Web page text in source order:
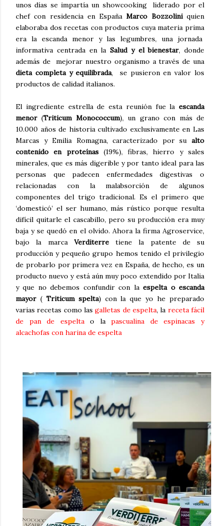
unos días se impartía un showcooking liderado por el
chef con residencia en EspañaMarco Bozzoliniquien
elaboraba dos recetas con productos cuya materia prima
era la escanda menor y las legumbres, una jornada
informativa centrada en la Salud y el bienestar, donde
además de mejorar nuestro organismo a través de una
dieta completa y equilibrada, se pusieron en valor los
productos de calidad italianos.
El ingrediente estrella de esta reunión fue la escanda
menor (Triticum Monococcum), un grano con más de
10.000 años de historia cultivado exclusivamente en Las
Marcas y Emilia Romagna, caracterizado por su alto
contenido en proteínas(19%), fibras, hierro y sales
minerales, que es más digerible y por tanto ideal para las
personas que padecen enfermedades digestivas o
relacionadas con la malabsorción de algunos
componentes del trigo tradicional. Es el primero que
‘domesticó’ el ser humano, más rústico porque resulta
difícil quitarle el cascabillo, pero su producción era muy
baja y se quedó en el olvido. Ahora la firma Agroservice,
bajo la marca Verditerretiene la patente de su
producción y pequeño grupo hemos tenido el privilegio
de probarlo por primera vez en España, de hecho, es un
producto nuevo y está aún muy poco extendido por Italia
y que no debemos confundir con laespelta o escanda
mayor ( Triticum spelta) con la que yo he preparado
varias recetas como lasgalletas de espelta, la receta fácil
de pan de espeltao lapascualina de espinacas y
alcachofas con harina de espelta